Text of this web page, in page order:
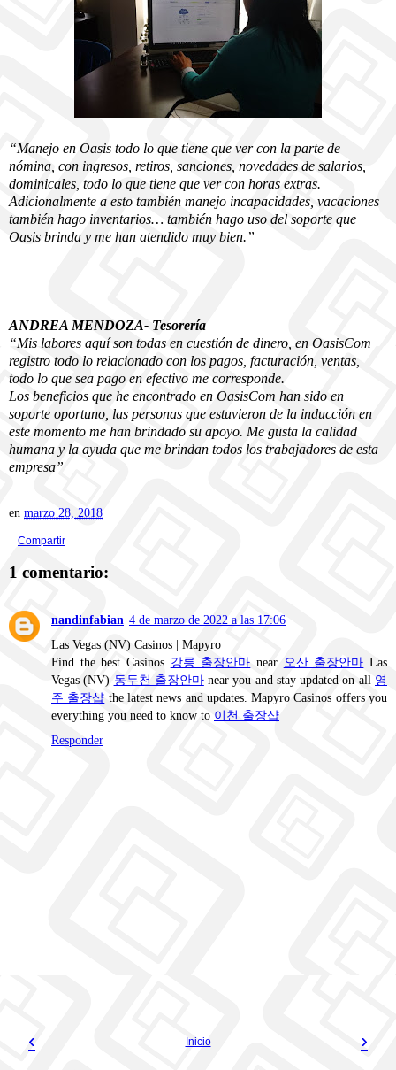
“Manejo en Oasis todo lo que tiene que ver con la parte de
nómina, con ingresos, retiros, sanciones, novedades de salarios,
dominicales, todo lo que tiene que ver con horas extras.
Adicionalmente a esto también manejo incapacidades, vacaciones
también hago inventarios… también hago uso del soporte que
Oasis brinda y me han atendido muy bien.”
ANDREA MENDOZA- Tesorería
“Mis labores aquí son todas en cuestión de dinero, en OasisCom
registro todo lo relacionado con los pagos, facturación, ventas,
todo lo que sea pago en efectivo me corresponde.
Los beneficios que he encontrado en OasisCom han sido en
soporte oportuno, las personas que estuvieron de la inducción en
este momento me han brindado su apoyo. Me gusta la calidad
humana y la ayuda que me brindan todos los trabajadores de esta
empresa”
en marzo 28, 2018
Compartir
1 comentario:
nandinfabian 4 de marzo de 2022 a las 17:06
Las Vegas (NV) Casinos | Mapyro
Find the best Casinos 강릉 출장안마 near 오산 출장안마 Las
Vegas (NV) 동두천 출장안마near you and stay updated on all 영
주 출장샵 the latest news and updates. Mapyro Casinos offers you
everything you need to know to 이천 출장샵
Responder
‹ ›
Inicio